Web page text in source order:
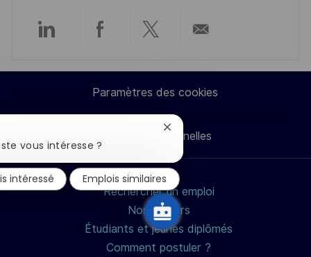
Partager
via
LinkedIn
Partager
via
Facebook
Partager
via
twitter
par
e-
mail
Paramètres des cookies
Données personnelles
Rechercher un emploi
Nos métiers
Étudiants et jeunes diplômés
Comment postuler ?
vous intéresse ?
Fermer
notification
du
chatbot
intéressé Emplois similaires